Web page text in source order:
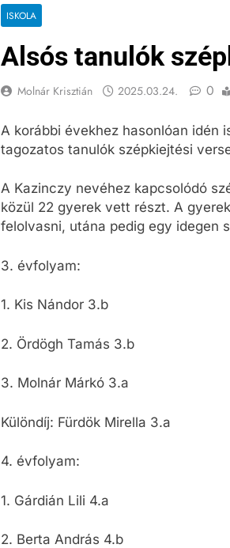
ISKOLA
Alsós tanulók
Molnár Krisztián 2025.03.24. 0
A korábbi évekhez hasonlóan idén
tagozatos tanulók szépkiejtési
A Kazinczy nevéhez kapcsolódó
közül 22 gyerek vett részt. A
felolvasni, utána pedig egy idegen
3. évfolyam:
1. Kis Nándor 3.b
2. Ördögh Tamás 3.b
3. Molnár Márkó 3.a
Különdíj: Fürdök Mirella 3.a
4. évfolyam:
1. Gárdián Lili 4.a
2. Berta András 4.b